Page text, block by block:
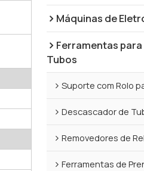
Máquinas de
Ferramentas
Tubos
Suporte com Rolo
Descascador de
Removedores de
Ferramentas de